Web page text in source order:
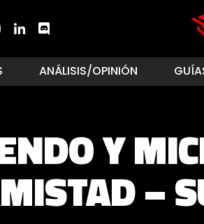
ANÁLISIS/OPINIÓN
Y
–